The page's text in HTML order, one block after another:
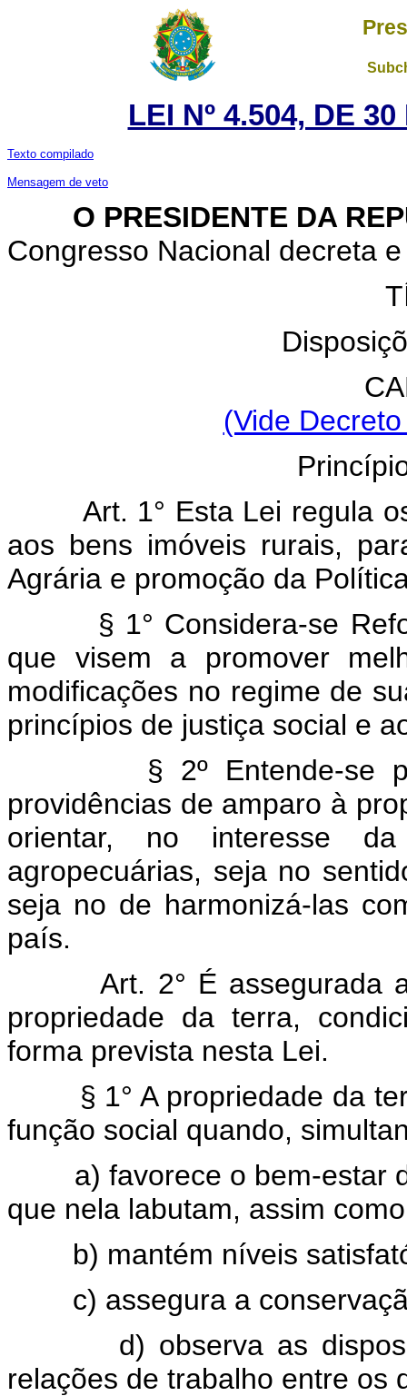
LEI Nº 4.504, DE
Texto compilado
Mensagem de veto
O PRESIDENTE DA
Congresso Nacional decreta
(Vide
Art. 1° Esta Lei regula
aos bens imóveis rurais,
Agrária e promoção da
§ 1° Considera-se
que visem a promover
modificações no regime de
princípios de justiça social e
§ 2º Entende-se
providências de amparo à
orientar, no interesse
agropecuárias, seja no
seja no de harmonizá-las
país.
Art. 2° É assegurada
propriedade da terra,
forma prevista nesta Lei.
§ 1° A propriedade da
função social quando,
a) favorece o bem-estar
que nela labutam, assim
b) mantém níveis
c) assegura a
d) observa as
relações de trabalho entre os